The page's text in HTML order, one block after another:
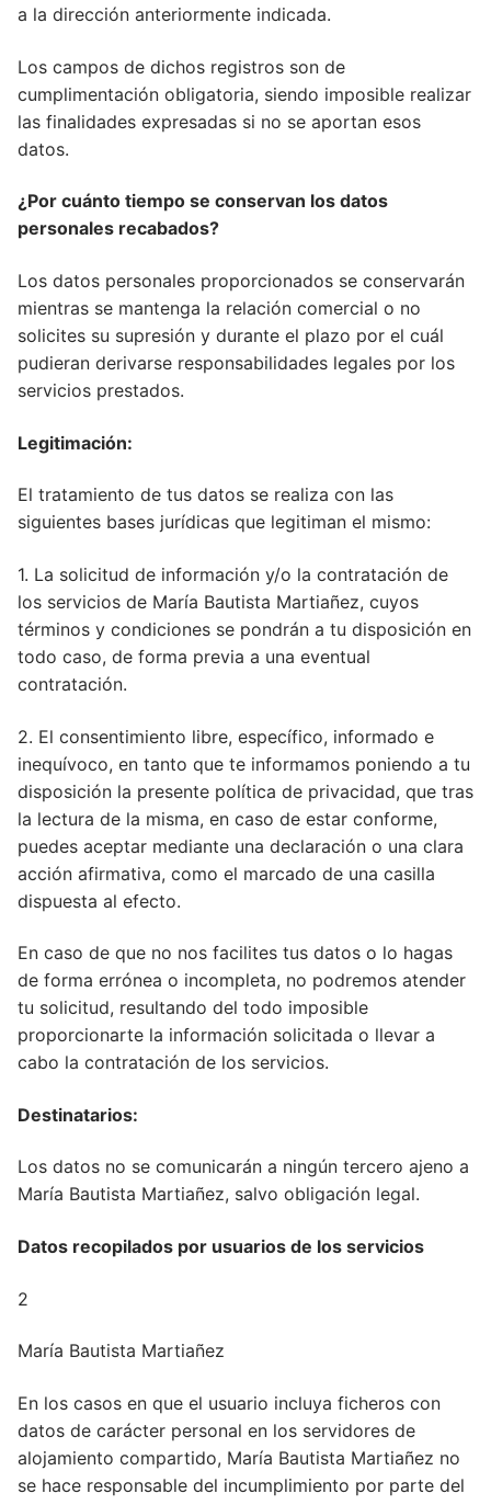
a la dirección anteriormente indicada.
Los campos de dichos registros son de
cumplimentación obligatoria, siendo imposible realizar
las finalidades expresadas si no se aportan esos
datos.
¿Por cuánto tiempo se conservan los datos
personales recabados?
Los datos personales proporcionados se conservarán
mientras se mantenga la relación comercial o no
solicites su supresión y durante el plazo por el cuál
pudieran derivarse responsabilidades legales por los
servicios prestados.
Legitimación:
El tratamiento de tus datos se realiza con las
siguientes bases jurídicas que legitiman el mismo:
1. La solicitud de información y/o la contratación de
los servicios de María Bautista Martiañez, cuyos
términos y condiciones se pondrán a tu disposición en
todo caso, de forma previa a una eventual
contratación.
2. El consentimiento libre, específico, informado e
inequívoco, en tanto que te informamos poniendo a tu
disposición la presente política de privacidad, que tras
la lectura de la misma, en caso de estar conforme,
puedes aceptar mediante una declaración o una clara
acción afirmativa, como el marcado de una casilla
dispuesta al efecto.
En caso de que no nos facilites tus datos o lo hagas
de forma errónea o incompleta, no podremos atender
tu solicitud, resultando del todo imposible
proporcionarte la información solicitada o llevar a
cabo la contratación de los servicios.
Destinatarios:
Los datos no se comunicarán a ningún tercero ajeno a
María Bautista Martiañez, salvo obligación legal.
Datos recopilados por usuarios de los servicios
2
María Bautista Martiañez
En los casos en que el usuario incluya ficheros con
datos de carácter personal en los servidores de
alojamiento compartido, María Bautista Martiañez no
se hace responsable del incumplimiento por parte del